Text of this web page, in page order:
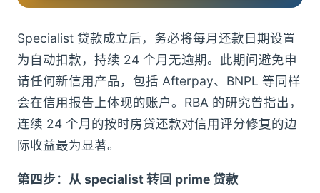
Specialist 贷款成立后，务必将每月还款日期设置
为自动扣款，持续 24 个月无逾期。此期间避免申
请任何新信用产品，包括 Afterpay、BNPL 等同样
会在信用报告上体现的账户。RBA 的研究曾指出，
连续 24 个月的按时房贷还款对信用评分修复的边
际收益最为显著。
第四步：从 specialist 转回 prime 贷款